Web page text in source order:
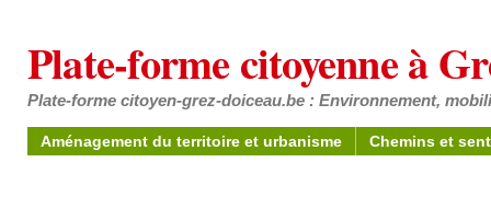
Plate-forme citoyenne à
Plate-forme citoyen-grez-doiceau.be : Environnement,
Aménagement du territoire et urbanisme Chemins et